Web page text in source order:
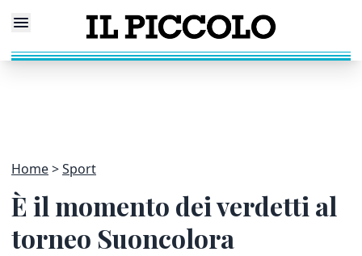
Home Sport
È il momento dei verdetti al
torneo Suoncolora